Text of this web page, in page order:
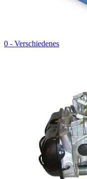
0 - Verschiedenes